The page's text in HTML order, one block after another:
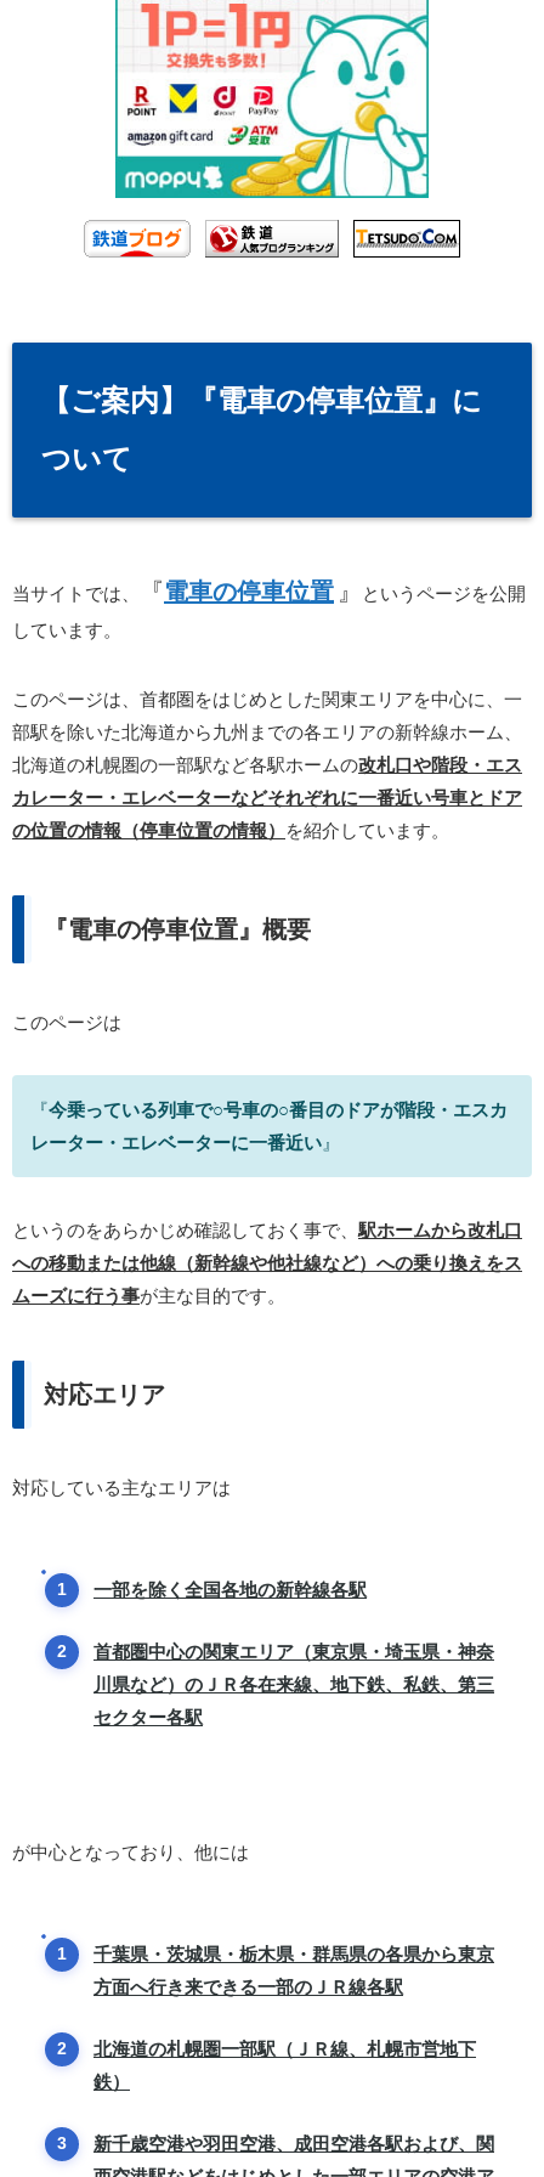
【ご案内】『電車の停車位置』に
ついて
当サイトでは、 『電車の停車位置 』
というページを公開
しています。
このページは、首都圏をはじめとした関東エリアを中心に、一
部駅を除いた北海道から九州までの各エリアの新幹線ホーム、
北海道の札幌圏の一部駅など各駅ホームの改札口や階段・エス
カレーター・エレベーターなどそれぞれに一番近い号車とドア
の位置の情報（停車位置の情報）
を紹介しています。
『電車の停車位置』概要
このページは
『今乗っている列車で○号車の○番目のドアが階段・エスカ
レーター・エレベーターに一番近い 』
というのをあらかじめ確認しておく事で、 駅ホームから改札口
への移動または他線（新幹線や他社線など）への乗り換えをス
ムーズに行う事が主な目的です。
対応エリア
対応している主なエリアは
一部を除く全国各地の新幹線各駅
首都圏中心の関東エリア（東京県・埼玉県・神奈
川県など）のＪＲ各在来線、地下鉄、私鉄、第三
セクター各駅
が中心となっており、他には
千葉県・茨城県・栃木県・群馬県の各県から東京
方面へ行き来できる一部のＪＲ線各駅
北海道の札幌圏一部駅（ＪＲ線、札幌市営地下
鉄）
新千歳空港や羽田空港、成田空港各駅および、関